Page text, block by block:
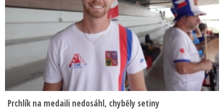
Prchlík na medaili nedosáhl, chyběly setiny